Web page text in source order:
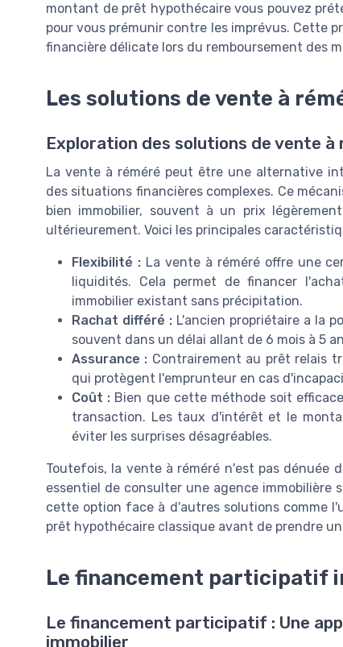
montant de prêt hypothécaire vous pouvez
pour vous prémunir contre les imprévus. Cette
financière délicate lors du remboursement des
Les solutions de vente à
Exploration des solutions de vente à
La vente à réméré peut être une alternative
des situations financières complexes. Ce
bien immobilier, souvent à un prix
ultérieurement. Voici les principales
Flexibilité :La vente à réméré offre une
liquidités. Cela permet de financer
immobilier existant sans précipitation.
Rachat différé :L'ancien propriétaire a la
souvent dans un délai allant de 6 mois à 5
Assurance : Contrairement au prêt relais
qui protègent l'emprunteur en cas
Coût : Bien que cette méthode soit
transaction. Les taux d'intérêt et le
éviter les surprises désagréables.
Toutefois, la vente à réméré n'est pas dénuée
essentiel de consulter une agence immobilière
cette option face à d'autres solutions comme
prêt hypothécaire classique avant de prendre
Le financement participatif
Le financement participatif : Une
immobilier